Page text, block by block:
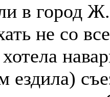
в город
не со
ездила)